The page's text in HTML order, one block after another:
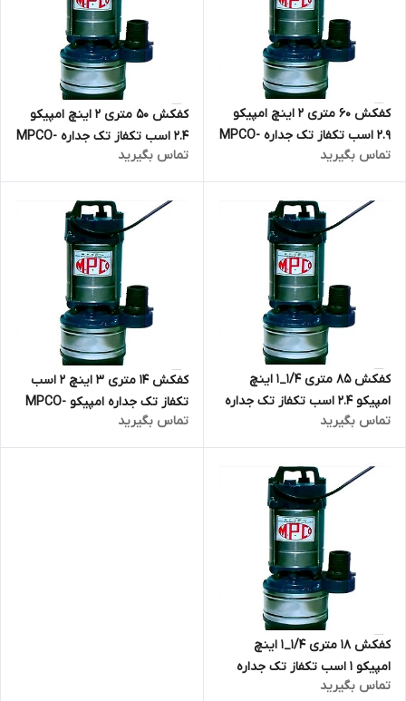
کفکش ۶۰ متری ۲ اینچ امپیکو
2.9 اسب تکفاز تک جداره MPCO-
F.99.60-6
تماس بگیرید
کفکش ۵۰ متری ۲ اینچ امپیکو
2.4 اسب تکفاز تک جداره MPCO-
F.99.50-6
تماس بگیرید
کفکش ۸۵ متری ۱/۴_۱ اینچ
امپیکو 2.4 اسب تکفاز تک جداره
MPCO-F.99.85-4
تماس بگیرید
کفکش 14 متری 3 اینچ 2 اسب
تکفاز تک جداره امپیکو MPCO-
F.99.12-8 | پمپ کف کش تک فاز
مطیع پمپ
تماس بگیرید
کفکش ۱۸ متری ۱/۴_۱ اینچ
امپیکو 1 اسب تکفاز تک جداره
تماس بگیرید